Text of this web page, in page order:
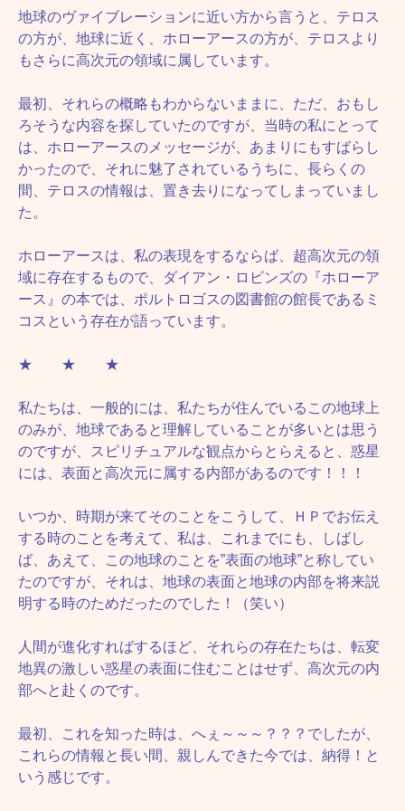
地球のヴァイブレーションに近い方から言うと、テロス
の方が、地球に近く、ホローアースの方が、テロスより
もさらに高次元の領域に属しています。
最初、それらの概略もわからないままに、ただ、おもし
ろそうな内容を探していたのですが、当時の私にとって
は、ホローアースのメッセージが、あまりにもすばらし
かったので、それに魅了されているうちに、長らくの
間、テロスの情報は、置き去りになってしまっていまし
た。
ホローアースは、私の表現をするならば、超高次元の領
域に存在するもので、ダイアン・ロビンズの『ホローア
ース』の本では、ポルトロゴスの図書館の館長であるミ
コスという存在が語っています。
★ ★ ★
私たちは、一般的には、私たちが住んでいるこの地球上
のみが、地球であると理解していることが多いとは思う
のですが、スピリチュアルな観点からとらえると、惑星
には、表面と高次元に属する内部があるのです！！！
いつか、時期が来てそのことをこうして、ＨＰでお伝え
する時のことを考えて、私は、これまでにも、しばし
ば、あえて、この地球のことを”表面の地球”と称してい
たのですが、それは、地球の表面と地球の内部を将来説
明する時のためだったのでした！（笑い）
人間が進化すればするほど、それらの存在たちは、転変
地異の激しい惑星の表面に住むことはせず、高次元の内
部へと赴くのです。
最初、これを知った時は、へぇ～～～？？？でしたが、
これらの情報と長い間、親しんできた今では、納得！と
いう感じです。